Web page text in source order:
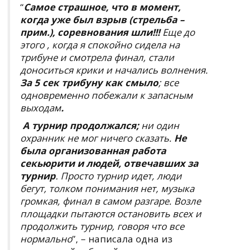
“Самое страшное, что в момент,
когда уже был взрыв (стрельба –
прим.), соревнования шли!!!Еще до
этого , когда я спокойно сидела на
трибуне и смотрела финал, стали
доноситься крики и начались волнения.
За 5 сек трибуну как смыло; все
одновременно побежали к запасным
выходам.
А турнир продолжался;ни один
охранник не мог ничего сказать. Не
была организованная работа
секьюрити и людей, отвечавших за
турнир. Просто турнир идет, люди
бегут, толком понимания нет, музыка
громкая, финал в самом разгаре. Возле
площадки пытаются остановить всех и
продолжить турнир, говоря что все
нормально”, – написала одна из